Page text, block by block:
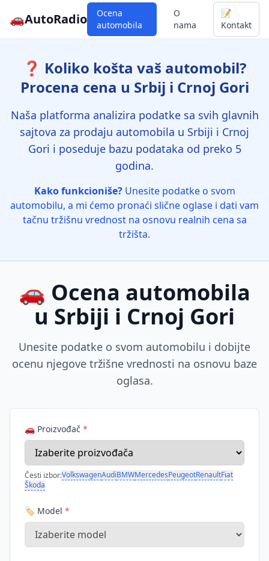
🚗AutoRadio
Ocena
automobila
O
nama
📝
Kontakt
❓ Koliko košta vaš automobil?
Procena cena u Srbij i Crnoj Gori
Naša platforma analizira podatke sa svih glavnih
sajtova za prodaju automobila u Srbiji i Crnoj
Gori i poseduje bazu podataka od preko 5
godina.
Kako funkcioniše?Unesite podatke o svom
automobilu, a mi ćemo pronaći slične oglase i dati vam
tačnu tržišnu vrednost na osnovu realnih cena sa
tržišta.
🚗 Ocena automobila
u Srbiji i Crnoj Gori
Unesite podatke o svom automobilu i dobijte
ocenu njegove tržišne vrednosti na osnovu baze
oglasa.
🚗 Proizvođač *
Česti izbor:VolkswagenAudiBMWMercedesPeugeotRenaultFiat
Škoda
🏷️ Model *